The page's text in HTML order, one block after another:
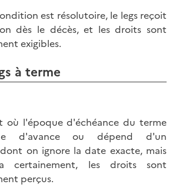
est résolutoire, le legs reçoit
dès le décès, et les droits sont
exigibles.
à terme
où l'époque d'échéance du terme
d'avance ou dépend d'un
on ignore la date exacte, mais
certainement, les droits sont
perçus.